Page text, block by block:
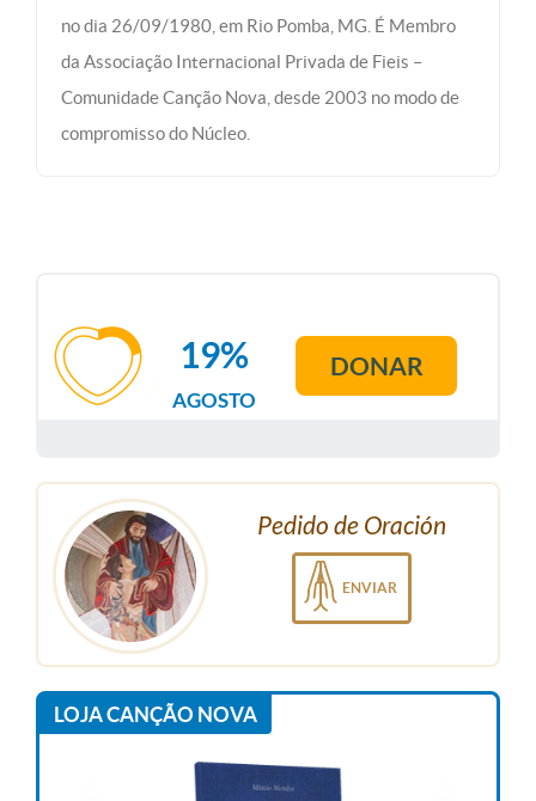
no dia 26/09/1980, em Rio Pomba, MG. É Membro
da Associação Internacional Privada de Fieis –
Comunidade Canção Nova, desde 2003 no modo de
compromisso do Núcleo.
AGOSTO
19% DONAR
Pedido de Oración
ENVIAR
LOJA CANÇÃO NOVA